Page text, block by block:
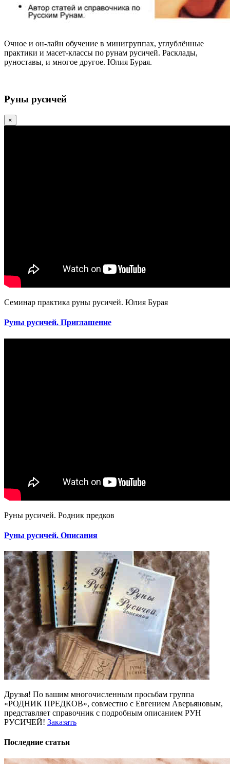
Очное и он-лайн обучение в минигруппах, углублённые
практики и масет-классы по рунам русичей. Расклады,
руноставы, и многое другое. Юлия Бурая.
Руны русичей
×
Семинар практика руны русичей. Юлия Бурая
Руны русичей. Приглашение
Руны русичей. Родник предков
Руны русичей. Описания
Друзья! По вашим многочисленным просьбам группа
«РОДНИК ПРЕДКОВ», совместно с Евгением Аверьяновым,
представляет справочник с подробным описанием РУН
РУСИЧЕЙ! Заказать
Последние статьи